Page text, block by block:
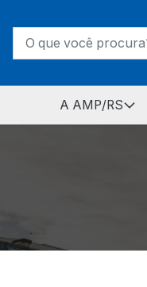
A AMP/RS